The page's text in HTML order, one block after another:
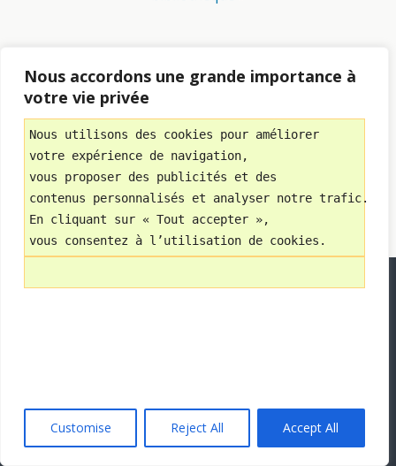
Nous accordons une grande importance à
votre vie privée
Nous utilisons des cookies pour améliorer
votre expérience de navigation,
vous proposer des publicités et des
contenus personnalisés et analyser notre trafic.
En cliquant sur « Tout accepter »,
vous consentez à l’utilisation de cookies.
Customise Reject All Accept All
Mobile
Avec
WPtouch Mobile Suite for WordPress